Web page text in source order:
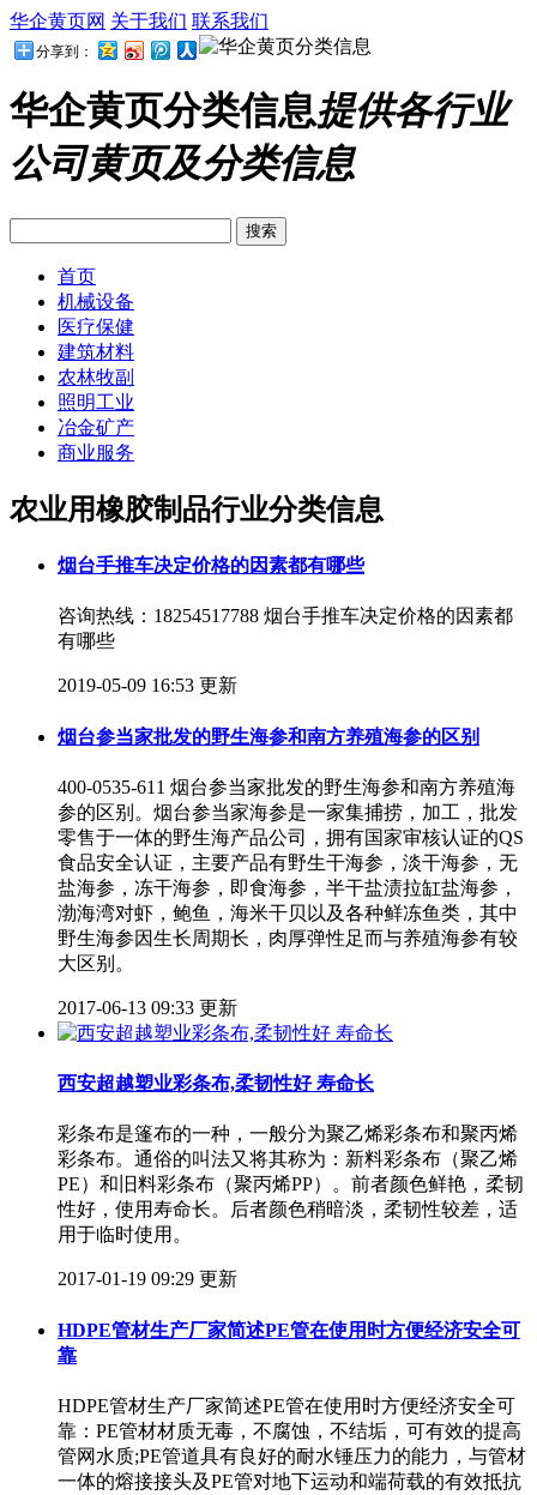
华企黄页网 关于我们 联系我们
分享到：
华企黄页分类信息提供各行业
公司黄页及分类信息
首页
机械设备
医疗保健
建筑材料
农林牧副
照明工业
冶金矿产
商业服务
农业用橡胶制品行业分类信息
烟台手推车决定价格的因素都有哪些
咨询热线：18254517788 烟台手推车决定价格的因素都
有哪些
2019-05-09 16:53 更新
烟台参当家批发的野生海参和南方养殖海参的区别
400-0535-611 烟台参当家批发的野生海参和南方养殖海
参的区别。烟台参当家海参是一家集捕捞，加工，批发
零售于一体的野生海产品公司，拥有国家审核认证的QS
食品安全认证，主要产品有野生干海参，淡干海参，无
盐海参，冻干海参，即食海参，半干盐渍拉缸盐海参，
渤海湾对虾，鲍鱼，海米干贝以及各种鲜冻鱼类，其中
野生海参因生长周期长，肉厚弹性足而与养殖海参有较
大区别。
2017-06-13 09:33 更新
西安超越塑业彩条布,柔韧性好 寿命长
彩条布是篷布的一种，一般分为聚乙烯彩条布和聚丙烯
彩条布。通俗的叫法又将其称为：新料彩条布（聚乙烯
PE）和旧料彩条布（聚丙烯PP）。前者颜色鲜艳，柔韧
性好，使用寿命长。后者颜色稍暗淡，柔韧性较差，适
用于临时使用。
2017-01-19 09:29 更新
HDPE管材生产厂家简述PE管在使用时方便经济安全可
靠
HDPE管材生产厂家简述PE管在使用时方便经济安全可
靠：PE管材材质无毒，不腐蚀，不结垢，可有效的提高
管网水质;PE管道具有良好的耐水锤压力的能力，与管材
一体的熔接接头及PE管对地下运动和端荷载的有效抵抗